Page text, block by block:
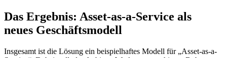
Das Ergebnis: Asset-as-a-Service als
neues Geschäftsmodell
Insgesamt ist die Lösung ein beispielhaftes Modell für „Asset-as-a-